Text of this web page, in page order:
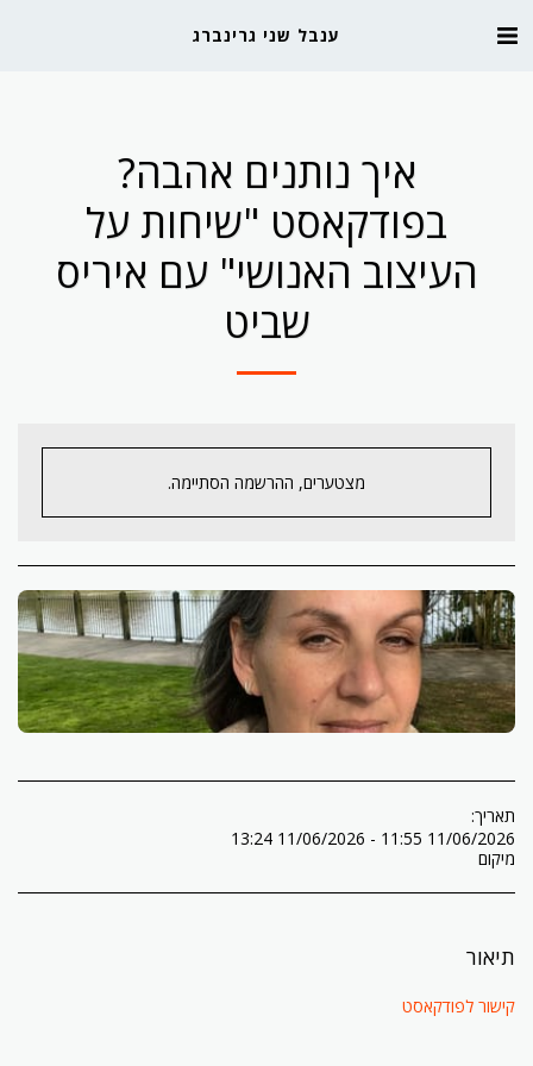
ענבל שני גרינברג
איך נותנים אהבה?
בפודקאסט "שיחות על
העיצוב האנושי" עם איריס
שביט
מצטערים, ההרשמה הסתיימה.
תאריך:
11/06/2026 11:55 - 11/06/2026 13:24
מיקום
תיאור
קישור לפודקאסט